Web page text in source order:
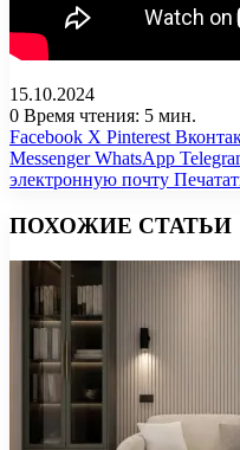
15.10.2024
0 Время чтения: 5 мин.
Facebook X Pinterest
Messenger WhatsApp
электронную почту
ПОХОЖИЕ СТАТЬИ